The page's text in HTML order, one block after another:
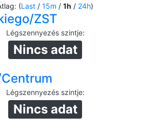
(Last / 15m / 1h / 24h)
ZST
Légszennyezés szintje:
Nincs adat
Légszennyezés szintje:
Nincs adat